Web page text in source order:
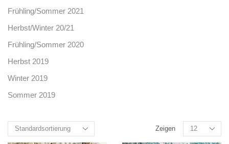
Zeigen
Frühling/Sommer 2021
Herbst/Winter 20/21
Frühling/Sommer 2020
Herbst 2019
Winter 2019
Sommer 2019